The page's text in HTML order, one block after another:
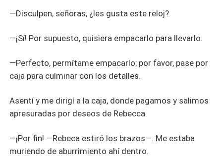
—Disculpen, señoras, ¿les gusta este reloj?
—¡Sí! Por supuesto, quisiera empacarlo para llevarlo.
—Perfecto, permítame empacarlo; por favor, pase por
caja para culminar con los detalles.
Asentí y me dirigí a la caja, donde pagamos y salimos
apresuradas por deseos de Rebecca.
—¡Por fin! —Rebeca estiró los brazos—. Me estaba
muriendo de aburrimiento ahí dentro.